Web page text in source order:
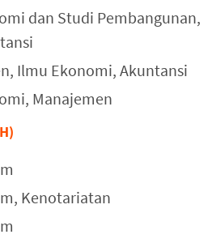
dan Studi Pembangunan,
Ilmu Ekonomi, Akuntansi
Manajemen
Kenotariatan